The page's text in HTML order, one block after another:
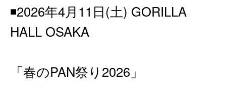
◾️2026年4月11日(⼟) GORILLA
HALL OSAKA
「春のPAN祭り2026」